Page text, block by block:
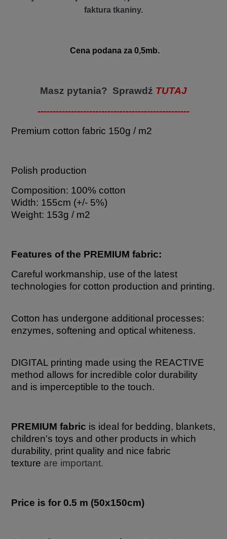
faktura tkaniny.
Cena podana za 0,5mb.
Masz pytania? Sprawdź TUTAJ
--------------------------------------------------
Premium cotton fabric 150g / m2
Polish production
Composition: 100% cotton
Width: 155cm (+/- 5%)
Weight: 153g / m2
Features of the PREMIUM fabric:
Careful workmanship, use of the latest
technologies for cotton production and printing.
Cotton has undergone additional processes:
enzymes, softening and optical whiteness.
DIGITAL printing made using the REACTIVE
method allows for incredible color durability
and is imperceptible to the touch.
PREMIUM fabric is ideal for bedding, blankets,
children's toys and other products in which
durability, print quality and nice fabric
texture are important.
Price is for 0.5 m (50x150cm)